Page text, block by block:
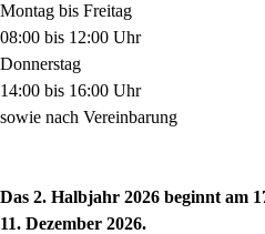
Montag bis Freitag
08:00 bis 12:00 Uhr
Donnerstag
14:00 bis 16:00 Uhr
sowie nach Vereinbarung
Das 2. Halbjahr 2026 beginnt am
11. Dezember 2026.